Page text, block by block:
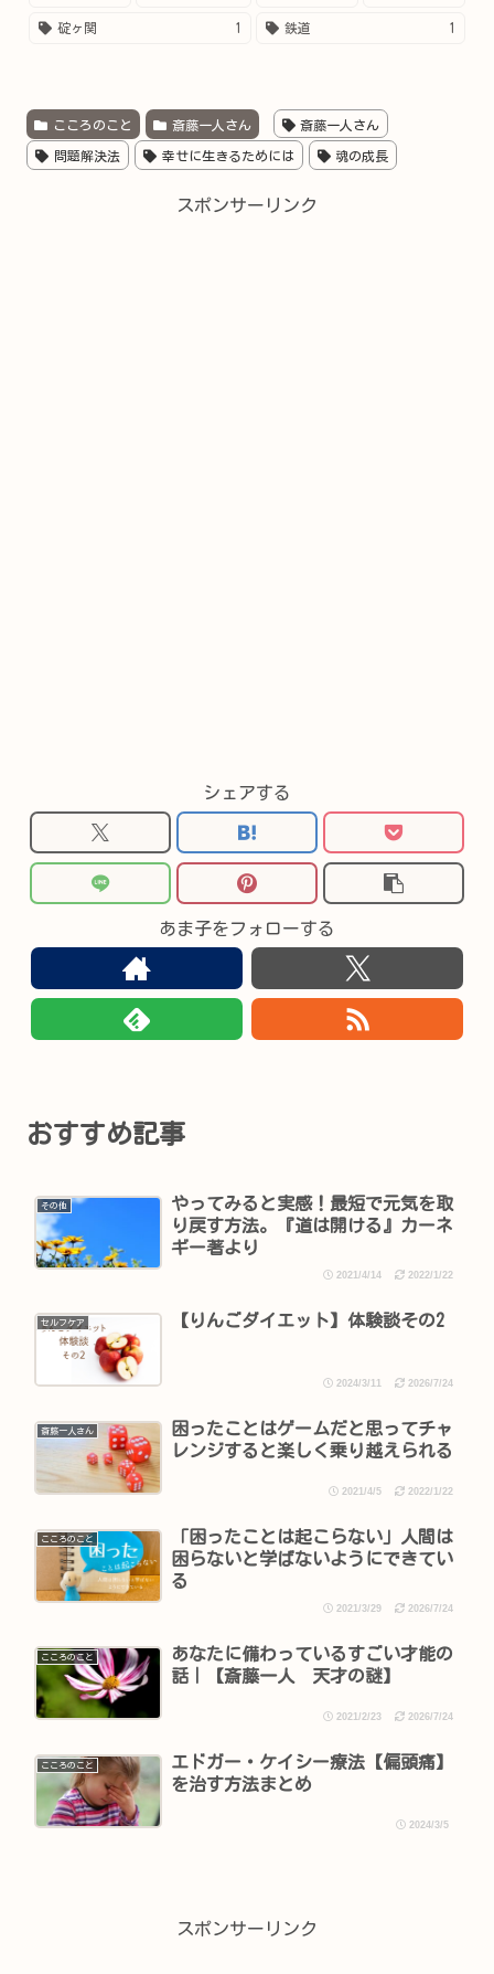
碇ヶ関 1 鉄道 1
こころのこと 斎藤一人さん 斎藤一人さん
問題解決法 幸せに生きるためには 魂の成長
スポンサーリンク
シェアする
あま子をフォローする
おすすめ記事
その他
やってみると実感！最短で元気を取
り戻す方法。『道は開ける』カーネ
ギー著より
2021/4/14 2022/1/22
セルフケア 【りんごダイエット】体験談その2
2024/3/11 2026/7/24
斎藤一人さん
困ったことはゲームだと思ってチャ
レンジすると楽しく乗り越えられる
2021/4/5 2022/1/22
こころのこと
「困ったことは起こらない」人間は
困らないと学ばないようにできてい
る
2021/3/29 2026/7/24
こころのこと
あなたに備わっているすごい才能の
話｜【斎藤一人 天才の謎】
2021/2/23 2026/7/24
こころのこと
エドガー・ケイシー療法【偏頭痛】
を治す方法まとめ
2024/3/5
スポンサーリンク